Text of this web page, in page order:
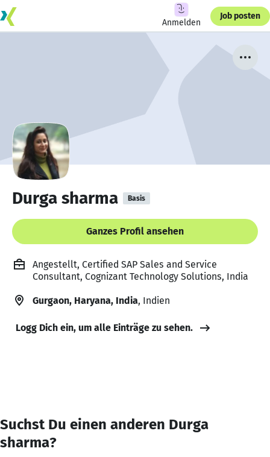
Anmelden
Job posten
Durga sharma Basis
Ganzes Profil ansehen
Angestellt, Certified SAP Sales and Service
Consultant, Cognizant Technology Solutions, India
Gurgaon, Haryana, India, Indien
Logg Dich ein, um alle Einträge zu sehen.
Suchst Du einen anderen Durga
sharma?